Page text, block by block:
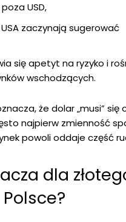
USD,
zaczynają sugerować
się apetyt na ryzyko i
wschodzących.
że dolar „musi” się
najpierw zmienność
powoli oddaje część
dla